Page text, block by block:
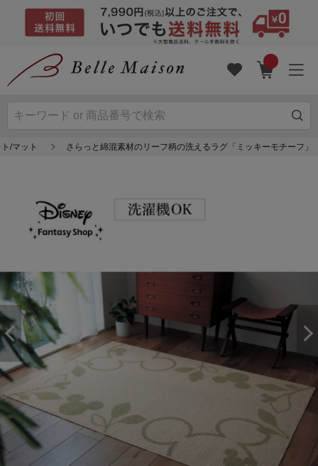
/マット さらっと綿混素材のリーフ柄の洗えるラグ「ミッキーモチーフ」